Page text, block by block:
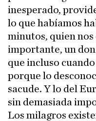
inesperado,
lo que habíamos
minutos, quien nos
importante, un
que incluso
porque lo
sacude. Y lo del
sin demasiada
Los milagros